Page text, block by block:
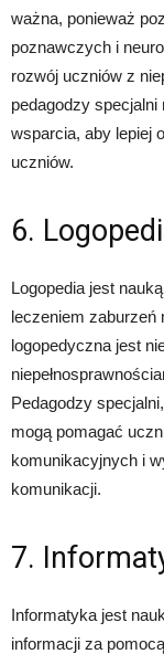
ważna, ponieważ
poznawczych i
rozwój uczniów z
pedagodzy
wsparcia, aby lepiej
uczniów.
6.
Logopedia jest
leczeniem zaburzeń
logopedyczna jest
Pedagodzy
mogą pomagać
komunikacyjnych i
komunikacji.
7.
Informatyka jest
informacji za